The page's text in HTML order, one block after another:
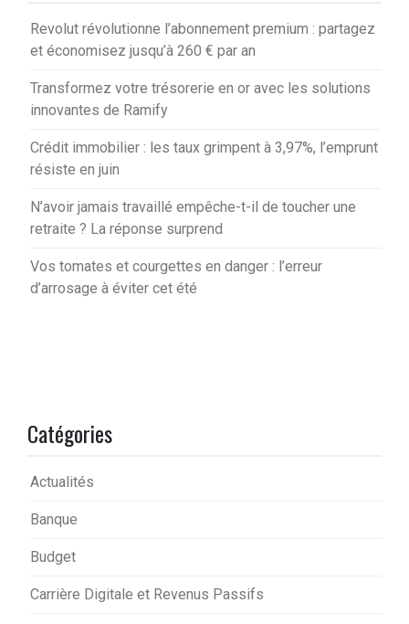
Revolut révolutionne l’abonnement premium : partagez
et économisez jusqu’à 260 € par an
Transformez votre trésorerie en or avec les solutions
innovantes de Ramify
Crédit immobilier : les taux grimpent à 3,97%, l’emprunt
résiste en juin
N’avoir jamais travaillé empêche-t-il de toucher une
retraite ? La réponse surprend
Vos tomates et courgettes en danger : l’erreur
d’arrosage à éviter cet été
Catégories
Actualités
Banque
Budget
Carrière Digitale et Revenus Passifs